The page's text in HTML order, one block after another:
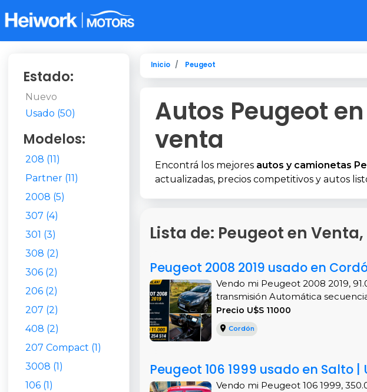
Estado:
Nuevo
Usado (50)
Modelos:
208 (11)
Partner (11)
2008 (5)
307 (4)
301 (3)
308 (2)
306 (2)
206 (2)
207 (2)
408 (2)
207 Compact (1)
3008 (1)
106 (1)
Inicio Peugeot
Autos Peugeot
venta
Encontrá los mejores autos y camionetas
actualizadas, precios competitivos y autos
Lista de: Peugeot en
Peugeot 2008 2019 usado en
Vendo mi Peugeot 2008 2019,
transmisión Automática
Precio U$S 11000
Cordón
Peugeot 106 1999 usado en Salto |
Vendo mi Peugeot 106 1999,